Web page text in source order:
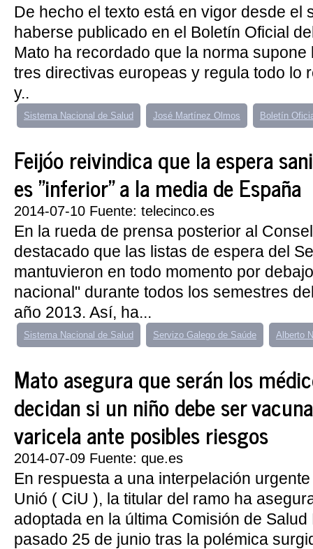
De hecho el texto está en vigor desde el
haberse publicado en el Boletín Oficial
Mato ha recordado que la norma
tres directivas europeas y regula todo lo
y..
Sistema Nacional de Salud José Martínez Olmos Boletín
Feijóo reivindica que la espera
es "inferior" a la media de España
2014-07-10 Fuente: telecinco.es
En la rueda de prensa posterior al
destacado que las listas de espera del
mantuvieron en todo momento por
nacional" durante todos los semestres
año 2013. Así, ha...
Sistema Nacional de Salud Servizo Galego de Saúde Alberto
Mato asegura que serán los
decidan si un niño debe ser
varicela ante posibles riesgos
2014-07-09 Fuente: que.es
En respuesta a una interpelación
Unió ( CiU ), la titular del ramo ha
adoptada en la última Comisión de Salud
pasado 25 de junio tras la polémica